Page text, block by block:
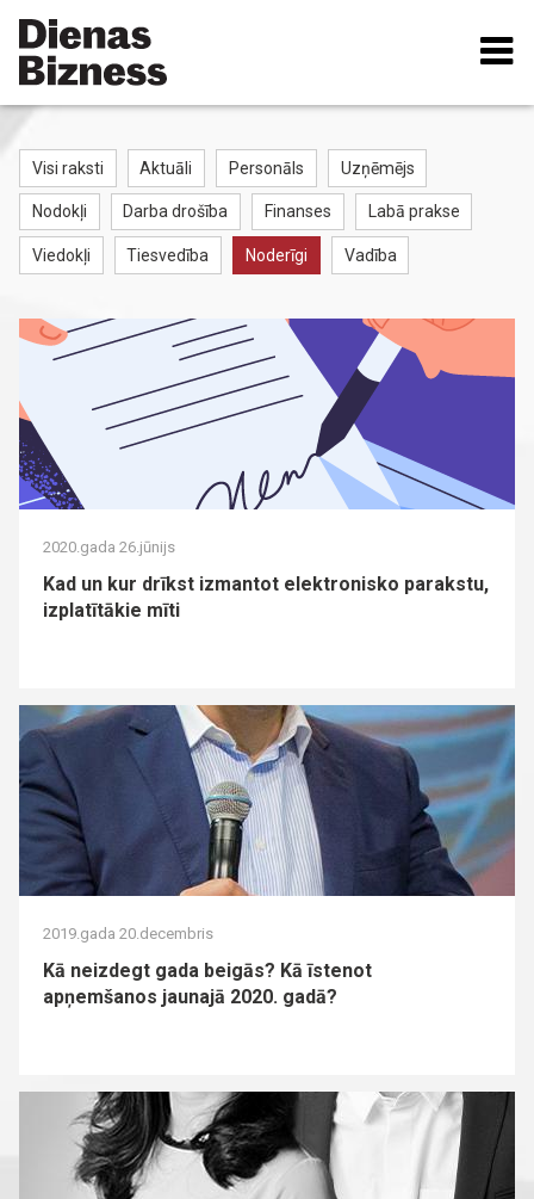
Pārlekt
uz
galveno
saturu
RAKSTU
KATEGORIJAS
Visi raksti Aktuāli Personāls Uzņēmējs
Nodokļi Darba drošība Finanses Labā prakse
Viedokļi Tiesvedība Noderīgi Vadība
2020.gada 26.jūnijs
Kad un kur drīkst izmantot elektronisko parakstu,
izplatītākie mīti
2019.gada 20.decembris
Kā neizdegt gada beigās? Kā īstenot
apņemšanos jaunajā 2020. gadā?